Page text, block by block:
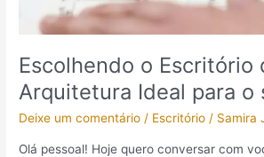
Escolhendo o Escritório
Arquitetura Ideal para o
Deixe um comentário / Escritório / Samira
Olá pessoal! Hoje quero conversar com
Projeto